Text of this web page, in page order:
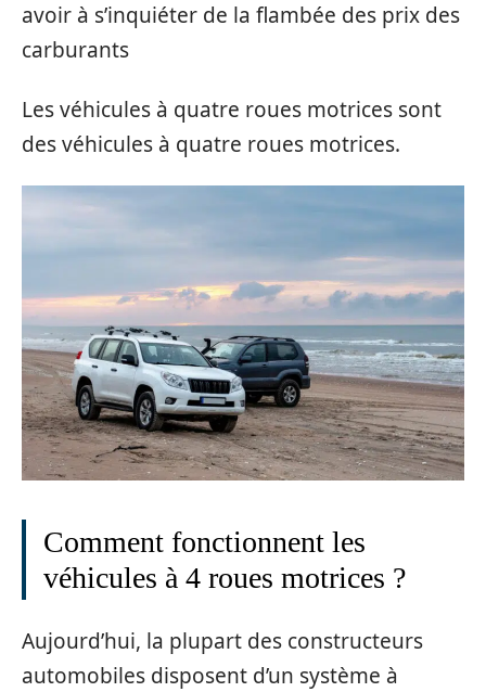
avoir à s’inquiéter de la flambée des prix des
carburants
Les véhicules à quatre roues motrices sont
des véhicules à quatre roues motrices.
Comment fonctionnent les
véhicules à 4 roues motrices ?
Aujourd’hui, la plupart des constructeurs
automobiles disposent d’un système à